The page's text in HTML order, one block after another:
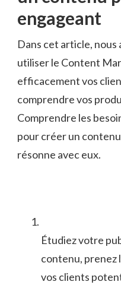
engageant
Dans ‌cet article,
utiliser le Content
⁤efficacement vos
comprendre vos
Comprendre les
pour créer un
résonne avec eux.
Étudiez votre
contenu, prenez​
vos clients